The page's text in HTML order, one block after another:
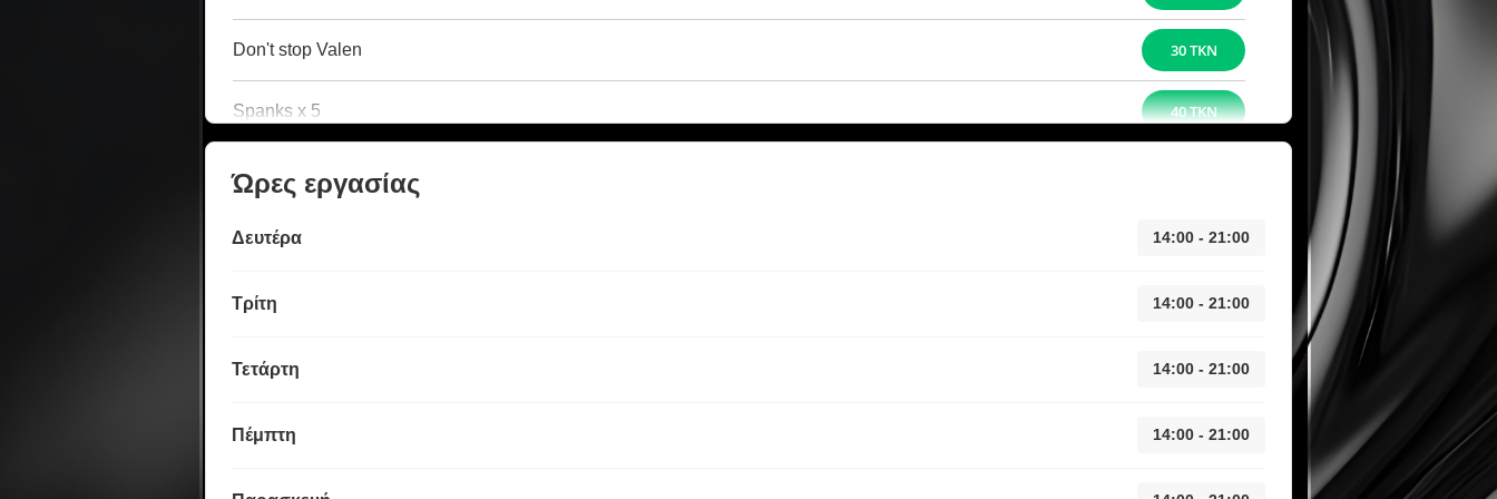
Don't stop Valen 30 TKN
Spanks x 5 40 TKN
Ώρες εργασίας
Δευτέρα 14:00 - 21:00
Τρίτη 14:00 - 21:00
Τετάρτη 14:00 - 21:00
Πέμπτη 14:00 - 21:00